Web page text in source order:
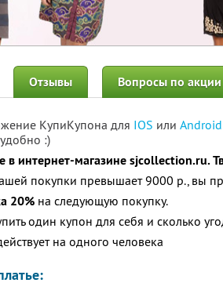
Отзывы Вопросы по акции
КупиКупона для IOS или Android
:)
в интернет-магазине sjcollection.ru.
покупки превышает 9000 р., вы
20% на следующую покупку.
один купон для себя и сколько
на одного человека